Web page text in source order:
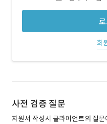
회
사전 검증 질문
지원서 작성시 클라이언트의 질문